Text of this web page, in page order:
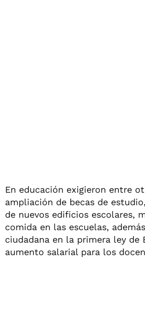
En educación exigieron entre
ampliación de becas de
de nuevos edificios escolares,
comida en las escuelas,
ciudadana en la primera ley de
aumento salarial para los